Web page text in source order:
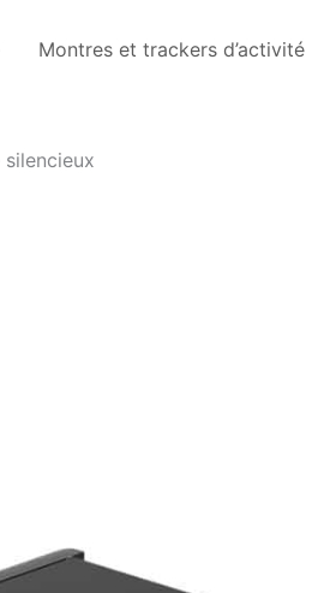
Montres et trackers d’activité